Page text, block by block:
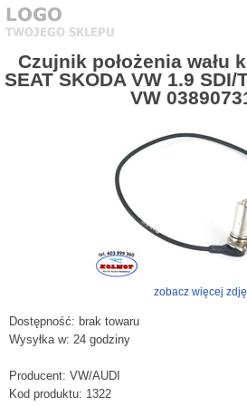
Czujnik położenia wału
SEAT SKODA VW 1.9 SDI/
VW
zobacz więcej
Dostępność: brak towaru
Wysyłka w: 24 godziny
Producent: VW/AUDI
Kod produktu: 1322